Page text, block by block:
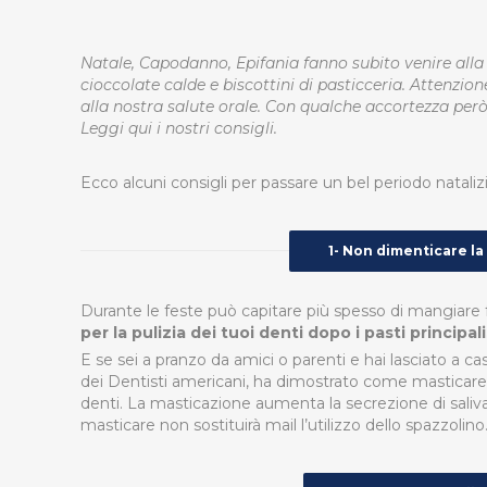
Natale, Capodanno, Epifania fanno subito venire
cioccolate calde e biscottini di pasticceria.
alla nostra salute orale. Con qualche accortezza
Leggi qui i nostri consigli.
Ecco alcuni consigli per passare un bel periodo
1- Non dimenticare
Durante le feste può capitare più spesso di
per la pulizia dei tuoi denti dopo i pasti
E se sei a pranzo da amici o parenti e hai lasciato a
dei Dentisti americani, ha dimostrato come
denti. La masticazione aumenta la secrezione di
masticare non sostituirà mail l’utilizzo dello spazzolino.